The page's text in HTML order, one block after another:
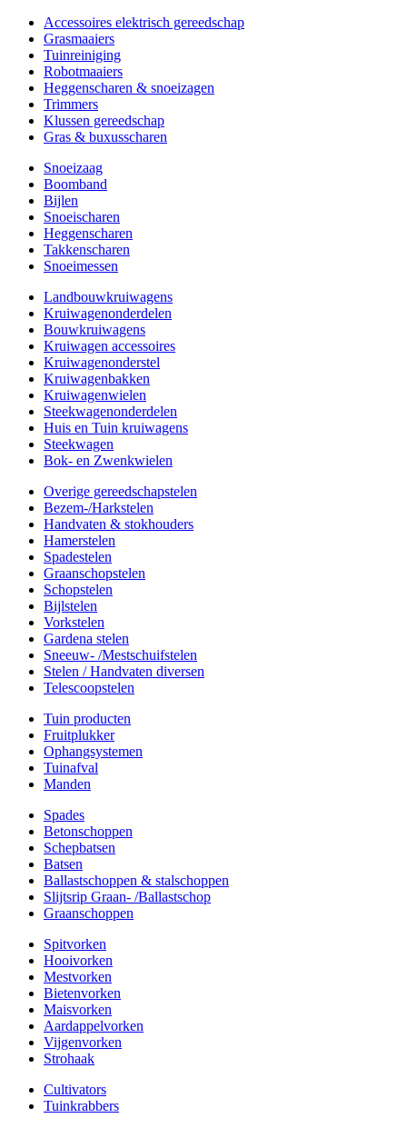
Accessoires elektrisch gereedschap
Grasmaaiers
Tuinreiniging
Robotmaaiers
Heggenscharen & snoeizagen
Trimmers
Klussen gereedschap
Gras & buxusscharen
Snoeizaag
Boomband
Bijlen
Snoeischaren
Heggenscharen
Takkenscharen
Snoeimessen
Landbouwkruiwagens
Kruiwagenonderdelen
Bouwkruiwagens
Kruiwagen accessoires
Kruiwagenonderstel
Kruiwagenbakken
Kruiwagenwielen
Steekwagenonderdelen
Huis en Tuin kruiwagens
Steekwagen
Bok- en Zwenkwielen
Overige gereedschapstelen
Bezem-/Harkstelen
Handvaten & stokhouders
Hamerstelen
Spadestelen
Graanschopstelen
Schopstelen
Bijlstelen
Vorkstelen
Gardena stelen
Sneeuw- /Mestschuifstelen
Stelen / Handvaten diversen
Telescoopstelen
Tuin producten
Fruitplukker
Ophangsystemen
Tuinafval
Manden
Spades
Betonschoppen
Schepbatsen
Batsen
Ballastschoppen & stalschoppen
Slijtsrip Graan- /Ballastschop
Graanschoppen
Spitvorken
Hooivorken
Mestvorken
Bietenvorken
Maisvorken
Aardappelvorken
Vijgenvorken
Strohaak
Cultivators
Tuinkrabbers